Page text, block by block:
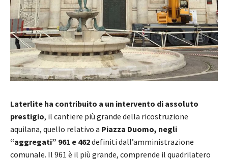
Laterlite ha contribuito a un intervento di assoluto
prestigio, il cantiere più grande della ricostruzione
aquilana, quello relativo a Piazza Duomo, negli
“aggregati” 961 e 462definiti dall’amministrazione
comunale. Il 961 è il più grande, comprende il quadrilatero